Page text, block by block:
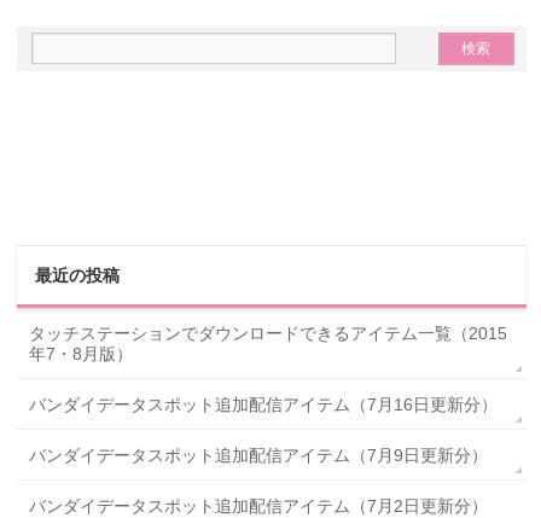
最近の投稿
タッチステーションでダウンロードできるアイテム一覧（2015
年7・8月版）
バンダイデータスポット追加配信アイテム（7月16日更新分）
バンダイデータスポット追加配信アイテム（7月9日更新分）
バンダイデータスポット追加配信アイテム（7月2日更新分）